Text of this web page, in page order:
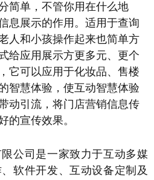
简单，不管你用在什么地
息展示的作用。适用于查询
人和小孩操作起来也简单方
给应用展示方更多元、更个
它可以应用于化妆品、售楼
智慧体验，使互动智慧体验
动引流，将门店营销信息传
的宣传效果。
公司是一家致力于互动多媒
软件开发、互动设备定制及